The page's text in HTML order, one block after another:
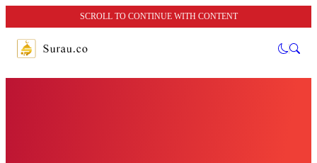
SCROLL TO CONTINUE WITH CONTENT